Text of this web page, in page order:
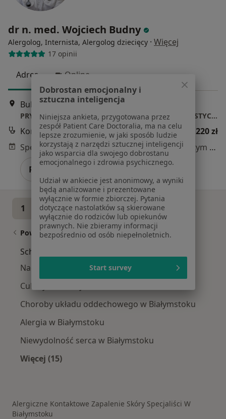
dr n. med. Wojciech Budny
Alergolog, Internista, Alergolog dziecięcy · Więcej
17 opinii
Adres Online
Bukowskiego 1 lok. 2, Białystok
PRYWATNY GABINET ALERGOLOGICZNO - INTERNISTYCZNY
Konsultacja alergologiczna
220 zł
Specjalista nie oferuje umawiania online pod tym adresem.
Poproś o wizytę
1 2
Powiązane wyszukiwania
Schorzenia w Białymstoku
Nadciśnienie tętnicze w Białymstoku
Cukrzyca w Białymstoku
Choroby układu oddechowego w Białymstoku
Alergia w Białymstoku
Niewydolność serca w Białymstoku
Więcej (15)
Alergiczne Kontaktowe Zapalenie Skóry Specjaliści W
Białymstoku
Dobrostan emocjonalny i
sztuczna inteligencja
Niniejsza ankieta, przygotowana przez
zespół Patient Care Doctoralia, ma na celu
lepsze zrozumienie, w jaki sposób ludzie
korzystają z narzędzi sztucznej inteligencji
jako wsparcia dla swojego dobrostanu
emocjonalnego i zdrowia psychicznego.
Udział w ankiecie jest anonimowy, a wyniki
będą analizowane i prezentowane
wyłącznie w formie zbiorczej. Pytania
dotyczące nastolatków są skierowane
wyłącznie do rodziców lub opiekunów
prawnych. Nie zbieramy informacji
bezpośrednio od osób niepełnoletnich.
Start survey